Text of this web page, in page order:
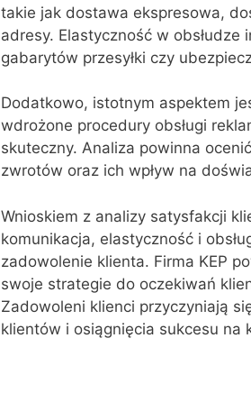
takie jak dostawa ekspresowa,
adresy. Elastyczność w
gabarytów przesyłki czy
Dodatkowo, istotnym aspektem
wdrożone procedury obsługi
skuteczny. Analiza powinna
zwrotów oraz ich wpływ na
Wnioskiem z analizy satysfakcji
komunikacja, elastyczność i
zadowolenie klienta. Firma KEP
swoje strategie do oczekiwań
Zadowoleni klienci przyczyniają
klientów i osiągnięcia sukcesu na